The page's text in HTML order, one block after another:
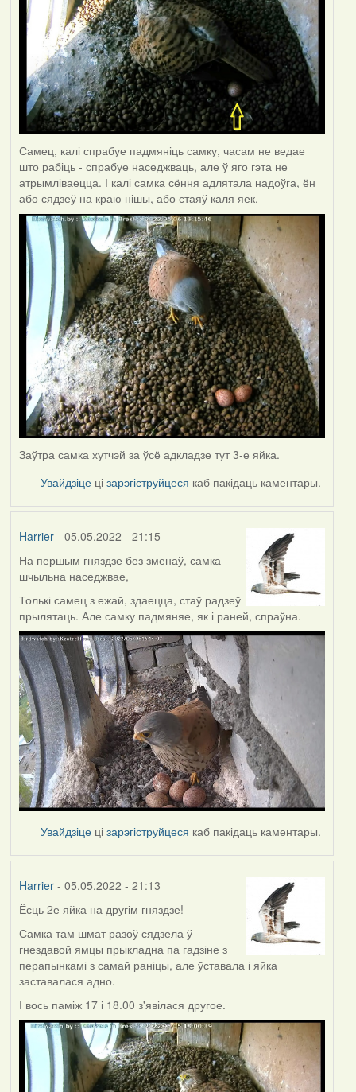
Самец, калі спрабуе падмяніць самку, часам не ведае
што рабіць - спрабуе наседжваць, але ў яго гэта не
атрымліваецца. І калі самка сёння адлятала надоўга, ён
або сядзеў на краю нішы, або стаяў каля яек.
Заўтра самка хутчэй за ўсё адкладзе тут 3-е яйка.
Увайдзіце цізарэгіструйцеся каб пакідаць каментары.
Harrier- 05.05.2022 - 21:15
На першым гняздзе без зменаў, самка
шчыльна наседжвае,
Толькі самец з ежай, здаецца, стаў радзеў
прылятаць. Але самку падмяняе, як і раней, спраўна.
Увайдзіце цізарэгіструйцеся каб пакідаць каментары.
Harrier- 05.05.2022 - 21:13
Ёсць 2е яйка на другім гняздзе!
Самка там шмат разоў сядзела ў
гнездавой ямцы прыкладна па гадзіне з
перапынкамі з самай раніцы, але ўставала і яйка
заставалася адно.
І вось паміж 17 і 18.00 з'явілася другое.